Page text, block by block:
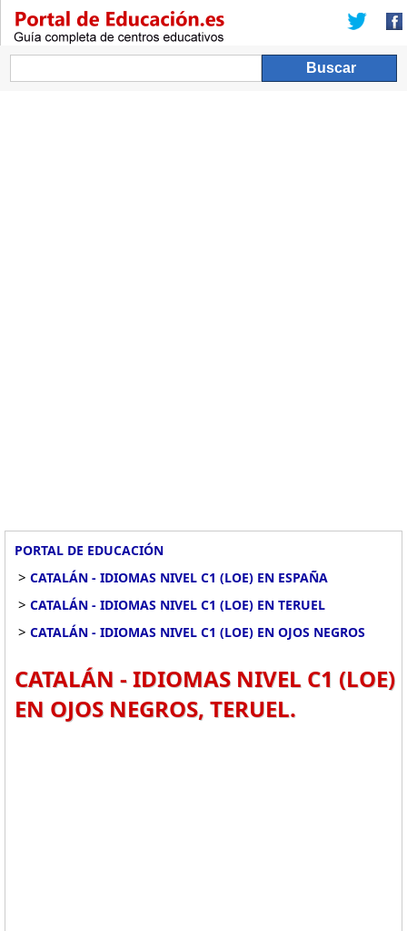
PORTAL DE EDUCACIÓN
> CATALÁN - IDIOMAS NIVEL C1 (LOE) EN ESPAÑA
> CATALÁN - IDIOMAS NIVEL C1 (LOE) EN TERUEL
> CATALÁN - IDIOMAS NIVEL C1 (LOE) EN OJOS NEGROS
CATALÁN - IDIOMAS NIVEL C1 (LOE)
EN OJOS NEGROS, TERUEL.